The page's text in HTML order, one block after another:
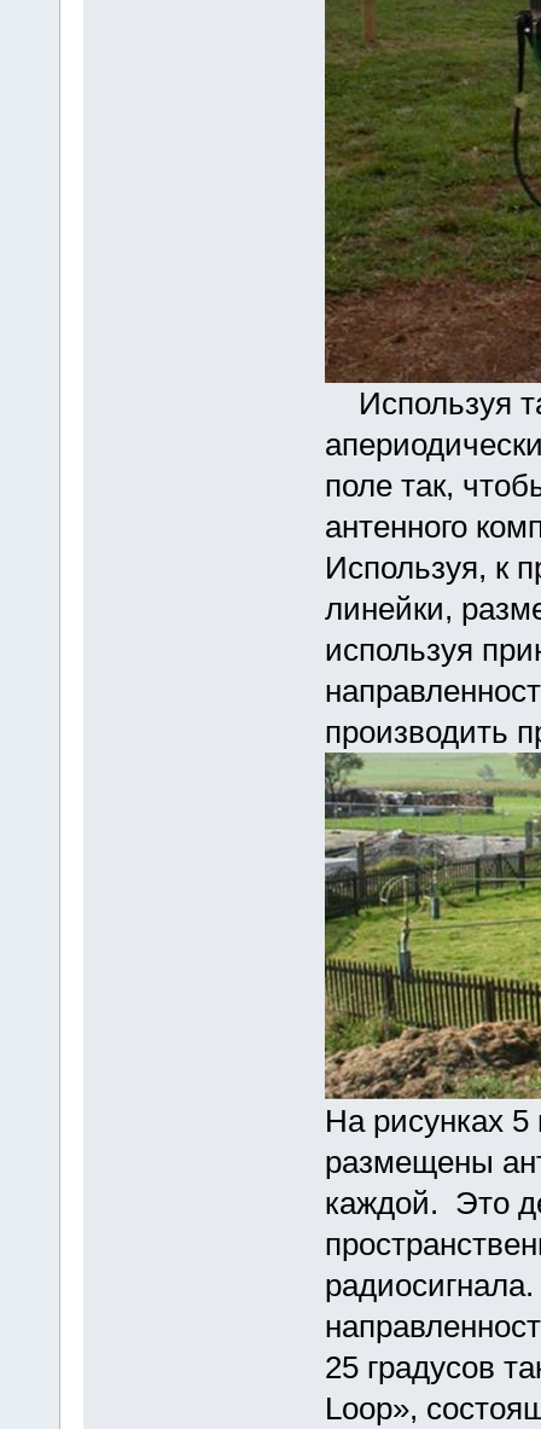
Используя
поле так,
антенного
Используя, к
линейки,
используя
производить
На рисунках
размещены
каждой. Это
25 градусов
Loop»,